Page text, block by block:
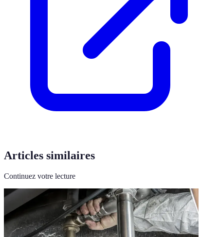
Articles similaires
Continuez votre lecture